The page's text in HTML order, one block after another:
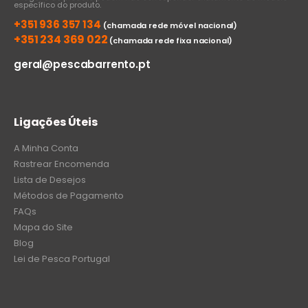
específico do produto.
+351 936 357 134 (chamada rede móvel nacional)
+351 234 369 022 (chamada rede fixa nacional)
geral@pescabarrento.pt
Ligações Úteis
A Minha Conta
Rastrear Encomenda
Lista de Desejos
Métodos de Pagamento
FAQs
Mapa do Site
Blog
Lei de Pesca Portugal